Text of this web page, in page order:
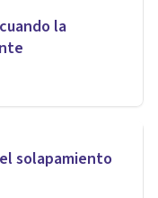
la
solapamiento